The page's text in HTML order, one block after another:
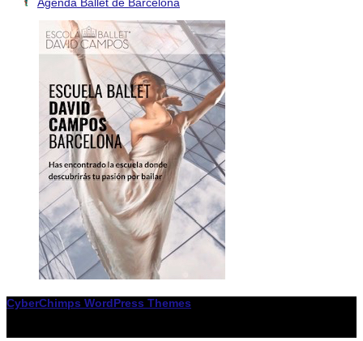
CyberChimps WordPress Themes